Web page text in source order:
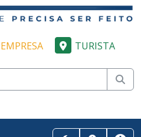
EMPRESA TURISTA